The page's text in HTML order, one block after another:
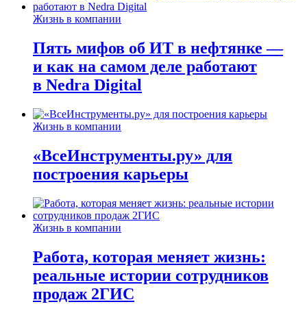
Жизнь в компании
Пять мифов об ИТ в нефтянке —
и как на самом деле работают
в Nedra Digital
Жизнь в компании
«ВсеИнструменты.ру» для
построения карьеры
Жизнь в компании
Работа, которая меняет жизнь:
реальные истории сотрудников
продаж 2ГИС